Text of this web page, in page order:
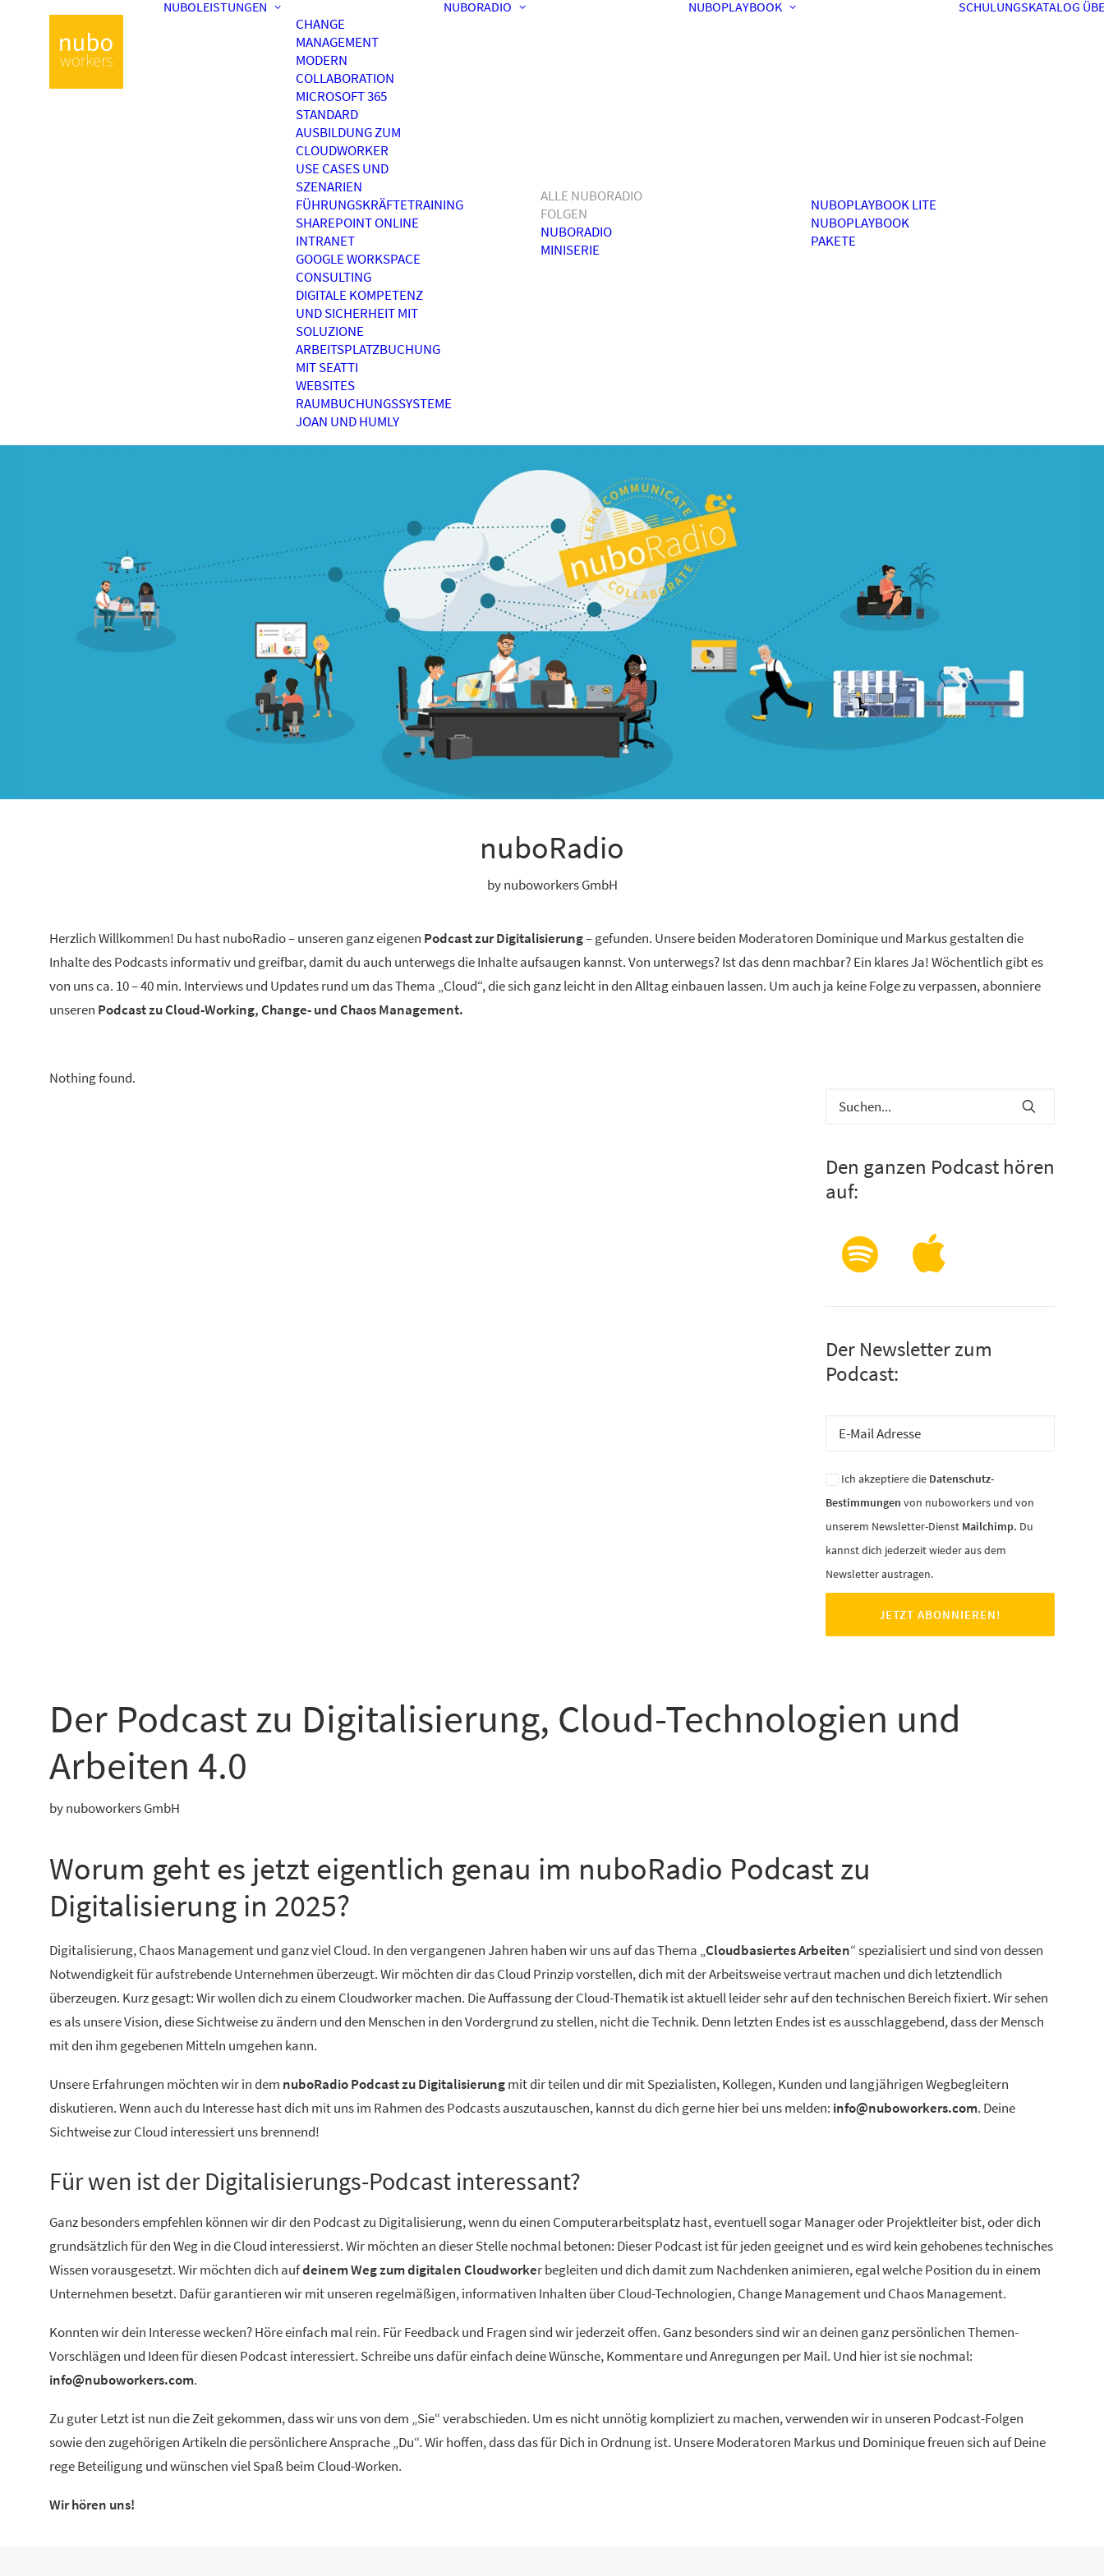
NUBOLEISTUNGEN
CHANGE
MANAGEMENT
MODERN
COLLABORATION
MICROSOFT 365
STANDARD
AUSBILDUNG ZUM
CLOUDWORKER
USE CASES UND
SZENARIEN
FÜHRUNGSKRÄFTETRAINING
SHAREPOINT ONLINE
INTRANET
GOOGLE WORKSPACE
CONSULTING
DIGITALE KOMPETENZ
UND SICHERHEIT MIT
SOLUZIONE
ARBEITSPLATZBUCHUNG
MIT SEATTI
WEBSITES
RAUMBUCHUNGSSYSTEME
JOAN UND HUMLY
NUBORADIO
ALLE NUBORADIO
FOLGEN
NUBORADIO
MINISERIE
NUBOPLAYBOOK
NUBOPLAYBOOK LITE
NUBOPLAYBOOK
PAKETE
SCHULUNGSKATALOG
nuboRadio
by nuboworkers GmbH
Herzlich Willkommen! Du hast nuboRadio – unseren ganz eigenen Podcast zur Digitalisierung– gefunden. Unsere beiden Moderatoren Dominique und Markus gestalten die
Inhalte des Podcasts informativ und greifbar, damit du auch unterwegs die Inhalte aufsaugen kannst. Von unterwegs? Ist das denn machbar? Ein klares Ja! Wöchentlich gibt es
von uns ca. 10 – 40 min. Interviews und Updates rund um das Thema „Cloud“, die sich ganz leicht in den Alltag einbauen lassen. Um auch ja keine Folge zu verpassen, abonniere
unseren Podcast zu Cloud-Working, Change- und Chaos Management.
Nothing found.
Den ganzen Podcast hören
auf:
Der Newsletter zum
Podcast:
Ich akzeptiere die Datenschutz-
Bestimmungen von nuboworkers und von
unserem Newsletter-Dienst Mailchimp. Du
kannst dich jederzeit wieder aus dem
Newsletter austragen.
Der Podcast zu Digitalisierung, Cloud-Technologien und
Arbeiten 4.0
by nuboworkers GmbH
Worum geht es jetzt eigentlich genau im nuboRadio Podcast zu
Digitalisierung in 2025?
Digitalisierung, Chaos Management und ganz viel Cloud. In den vergangenen Jahren haben wir uns auf das Thema „Cloudbasiertes Arbeiten“ spezialisiert und sind von dessen
Notwendigkeit für aufstrebende Unternehmen überzeugt. Wir möchten dir das Cloud Prinzip vorstellen, dich mit der Arbeitsweise vertraut machen und dich letztendlich
überzeugen. Kurz gesagt: Wir wollen dich zu einem Cloudworker machen. Die Auffassung der Cloud-Thematik ist aktuell leider sehr auf den technischen Bereich fixiert. Wir sehen
es als unsere Vision, diese Sichtweise zu ändern und den Menschen in den Vordergrund zu stellen, nicht die Technik. Denn letzten Endes ist es ausschlaggebend, dass der Mensch
mit den ihm gegebenen Mitteln umgehen kann.
Unsere Erfahrungen möchten wir in dem nuboRadio Podcast zu Digitalisierungmit dir teilen und dir mit Spezialisten, Kollegen, Kunden und langjährigen Wegbegleitern
diskutieren. Wenn auch du Interesse hast dich mit uns im Rahmen des Podcasts auszutauschen, kannst du dich gerne hier bei uns melden: info@nuboworkers.com. Deine
Sichtweise zur Cloud interessiert uns brennend!
Für wen ist der Digitalisierungs-Podcast interessant?
Ganz besonders empfehlen können wir dir den Podcast zu Digitalisierung, wenn du einen Computerarbeitsplatz hast, eventuell sogar Manager oder Projektleiter bist, oder dich
grundsätzlich für den Weg in die Cloud interessierst. Wir möchten an dieser Stelle nochmal betonen: Dieser Podcast ist für jeden geeignet und es wird kein gehobenes technisches
Wissen vorausgesetzt. Wir möchten dich aufdeinem Weg zum digitalen Cloudworker begleiten und dich damit zum Nachdenken animieren, egal welche Position du in einem
Unternehmen besetzt. Dafür garantieren wir mit unseren regelmäßigen, informativen Inhalten über Cloud-Technologien, Change Management und Chaos Management.
Konnten wir dein Interesse wecken? Höre einfach mal rein. Für Feedback und Fragen sind wir jederzeit offen. Ganz besonders sind wir an deinen ganz persönlichen Themen-
Vorschlägen und Ideen für diesen Podcast interessiert. Schreibe uns dafür einfach deine Wünsche, Kommentare und Anregungen per Mail. Und hier ist sie nochmal:
info@nuboworkers.com.
Zu guter Letzt ist nun die Zeit gekommen, dass wir uns von dem „Sie“ verabschieden. Um es nicht unnötig kompliziert zu machen, verwenden wir in unseren Podcast-Folgen
sowie den zugehörigen Artikeln die persönlichere Ansprache „Du“. Wir hoffen, dass das für Dich in Ordnung ist. Unsere Moderatoren Markus und Dominique freuen sich auf Deine
rege Beteiligung und wünschen viel Spaß beim Cloud-Worken.
Wir hören uns!